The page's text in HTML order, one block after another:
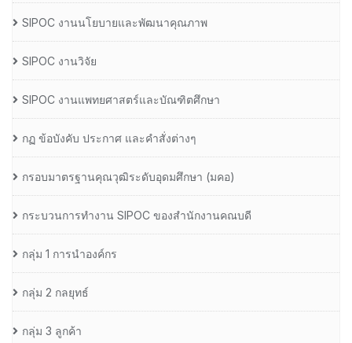
SIPOC งานนโยบายและพัฒนาคุณภาพ
SIPOC งานวิจัย
SIPOC งานแพทยศาสตร์และบัณฑิตศึกษา
กฏ ข้อบังคับ ประกาศ และคำสั่งต่างๆ
กรอบมาตรฐานคุณวุฒิระดับอุดมศึกษา (มคอ)
กระบวนการทำงาน SIPOC ของสำนักงานคณบดี
กลุ่ม 1 การนำองค์กร
กลุ่ม 2 กลยุทธ์
กลุ่ม 3 ลูกค้า